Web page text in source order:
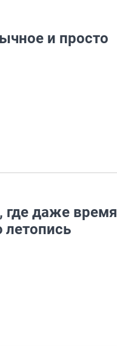
и просто
где даже время